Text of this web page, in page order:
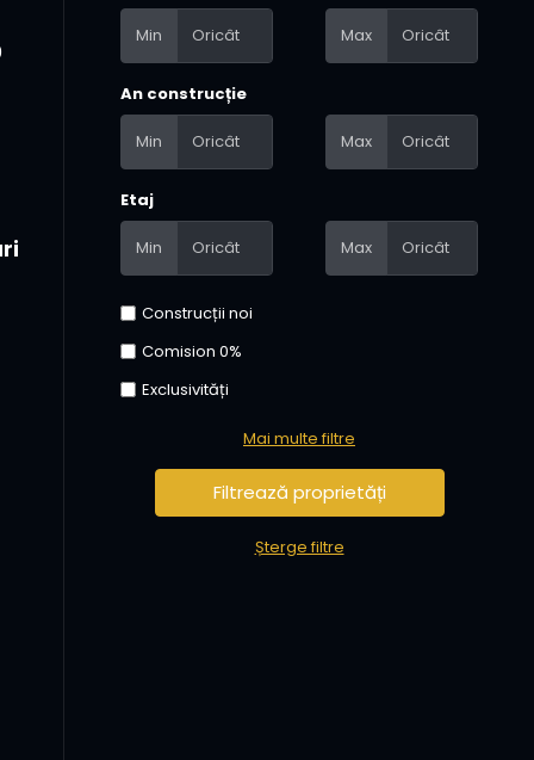
Min Max
An construcție
Min Max
Etaj
Min Max
Construcții noi
Comision 0%
Exclusivități
Mai multe filtre
Șterge filtre